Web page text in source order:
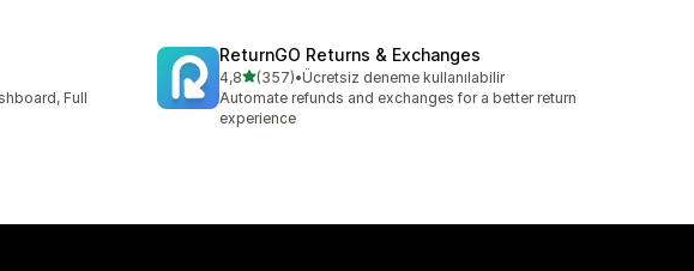
Full
ReturnGO Returns & Exchanges
4,85 yıldız üzerinden
(357)
toplam 357 değerlendirme
•Ücretsiz deneme kullanılabilir
Automate refunds and exchanges for a better return
experience